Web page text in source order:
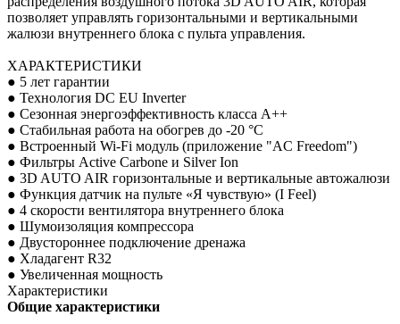
позволяет управлять горизонтальными и вертикальными
жалюзи внутреннего блока с пульта управления.
ХАРАКТЕРИСТИКИ
● 5 лет гарантии
● Технология DC EU Inverter
● Сезонная энергоэффективность класса А++
● Стабильная работа на обогрев до -20 °С
● Встроенный Wi-Fi модуль (приложение "AC Freedom")
● Фильтры Active Carbone и Silver Ion
● 3D AUTO AIR горизонтальные и вертикальные автожалюзи
● Функция датчик на пульте «Я чувствую» (I Feel)
● 4 скорости вентилятора внутреннего блока
● Шумоизоляция компрессора
● Двустороннее подключение дренажа
● Хладагент R32
● Увеличенная мощность
Характеристики
Общие характеристики